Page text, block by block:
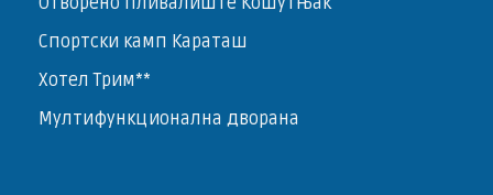
Спортски камп Караташ
Хотел Трим**
Мултифункционална дворана